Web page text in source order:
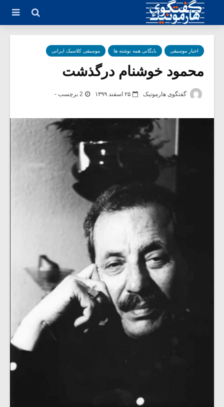
اخبار موسیقی بایگانی همه نوشته ها موسیقی کلاسیک ایرانی
محمود خوشنام درگذشت
گفتگوی هارمونیک ۲۵ اسفند ۱۳۹۹ 2 برچسب -